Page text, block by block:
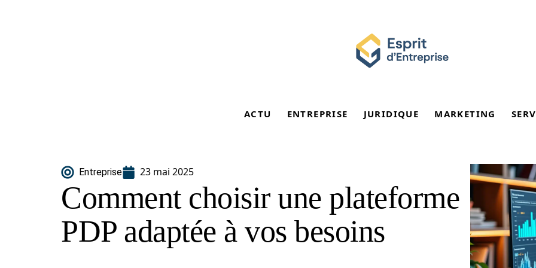
ACTU ENTREPRISE JURIDIQUE MARKETING
Entreprise 23 mai 2025
Comment choisir une plateforme
PDP adaptée à vos besoins